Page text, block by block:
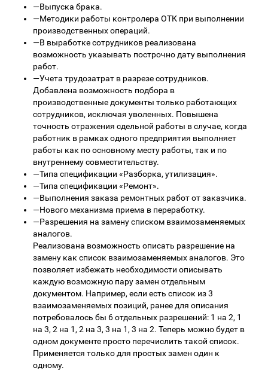
—Выпуска брака.
—Методики работы контролера ОТК при выполнении
производственных операций.
—В выработке сотрудников реализована
возможность указывать построчно дату выполнения
работ.
—Учета трудозатрат в разрезе сотрудников.
Добавлена возможность подбора в
производственные документы только работающих
сотрудников, исключая уволенных. Повышена
точность отражения сдельной работы в случае, когда
работник в рамках одного предприятия выполняет
работы как по основному месту работы, так и по
внутреннему совместительству.
—Типа спецификации «Разборка, утилизация».
—Типа спецификации «Ремонт».
—Выполнения заказа ремонтных работ от заказчика.
—Нового механизма приема в переработку.
—Разрешения на замену списком взаимозаменяемых
аналогов.
Реализована возможность описать разрешение на
замену как список взаимозаменяемых аналогов. Это
позволяет избежать необходимости описывать
каждую возможную пару замен отдельным
документом. Например, если есть список из 3
взаимозаменяемых позиций, ранее для описания
потребовалось бы 6 отдельных разрешений: 1 на 2, 1
на 3, 2 на 1, 2 на 3, 3 на 1, 3 на 2. Теперь можно будет в
одном документе просто перечислить такой список.
Применяется только для простых замен один к
одному.